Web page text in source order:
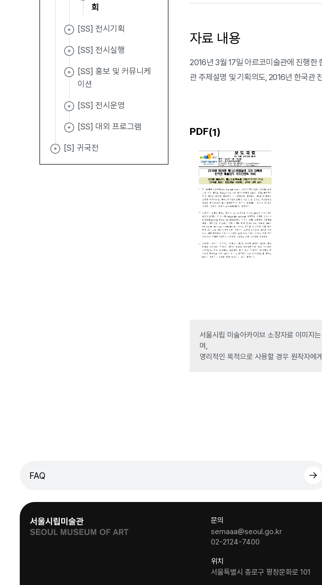
회
[SS] 전시기획
[SS] 전시실행
[SS] 홍보 및 커뮤니케
이션
[SS] 전시운영
[SS] 대외 프로그램
[S] 귀국전
자료 내용
2016년 3월 17일 아르코미술관에 진행한
관 주제설명 및 기획의도, 2016년 한국관
PDF(1)
서울시립 미술아카이브 소장자료 이미지
며,
영리적인 목적으로 사용할 경우 원작자에
FAQ
문의
semaaa@seoul.go.kr
02-2124-7400
위치
서울특별시 종로구 평창문화로 101